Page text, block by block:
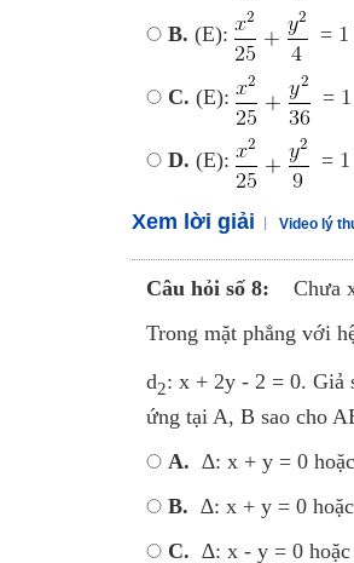
B. (E): = 1
C. (E): = 1
D. (E): = 1
Xem lời giải Video lý
Câu hỏi số 8:
Chưa
Trong mặt phẳng với
d2: x + 2y - 2 = 0. Giả
ứng tại A, B sao cho
A. ∆: x + y = 0
B. ∆: x + y = 0
C. ∆: x - y = 0